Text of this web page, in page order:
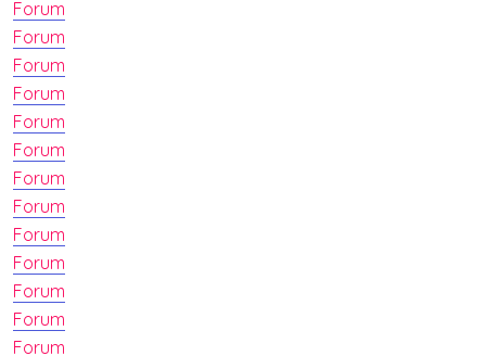
Forum
Forum
Forum
Forum
Forum
Forum
Forum
Forum
Forum
Forum
Forum
Forum
Forum